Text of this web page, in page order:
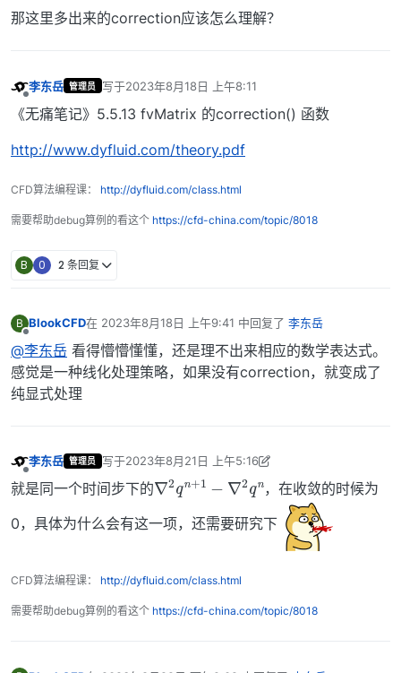
那这里多出来的correction应该怎么理解？
李东岳 管理员 写于2023年8月18日 上午8:11
最后由 编辑
《无痛笔记》5.5.13 fvMatrix 的correction() 函数
http://www.dyfluid.com/theory.pdf
CFD算法编程课： http://dyfluid.com/class.html
需要帮助debug算例的看这个 https://cfd-china.com/topic/8018
B 0 2 条回复
B
离线
BlookCFD在 2023年8月18日 上午9:41 中回复了 李东岳
最后由 编辑
@李东岳 看得懵懵懂懂，还是理不出来相应的数学表达式。
感觉是一种线化处理策略，如果没有correction，就变成了
纯显式处理
离线
李东岳 管理员 写于2023年8月21日 上午5:16
最后由 李东岳 编辑2023年8月28日 下午4:45
就是同一个时间步下的∇ 2qn +1− ∇ 2
qn
，在收敛的时候为
0，具体为什么会有这一项，还需要研究下
CFD算法编程课： http://dyfluid.com/class.html
需要帮助debug算例的看这个 https://cfd-china.com/topic/8018